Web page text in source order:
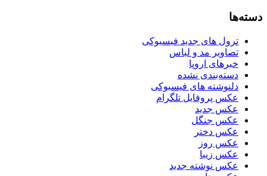
دسته‌ها
ترول های جدید فیسبوکی
تصاویر مد و لباس
خبرهای اروپا
دسته‌بندی نشده
دلنوشته های فیسبوکی
عکس پروفایل تلگرام
عکس جدید
عکس جنگل
عکس دختر
عکس روز
عکس زیبا
عکس نوشته جدید